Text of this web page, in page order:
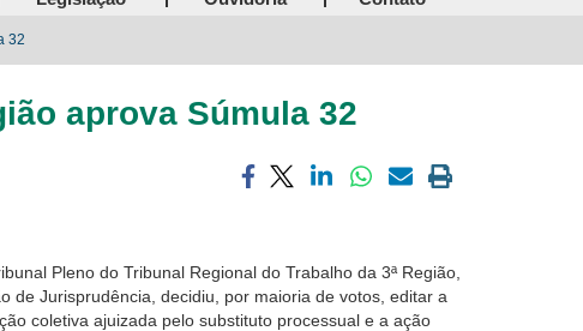
32
aprova Súmula 32
Pleno do Tribunal Regional do Trabalho da 3ª Região,
de Jurisprudência, decidiu, por maioria de votos, editar a
coletiva ajuizada pelo substituto processual e a ação